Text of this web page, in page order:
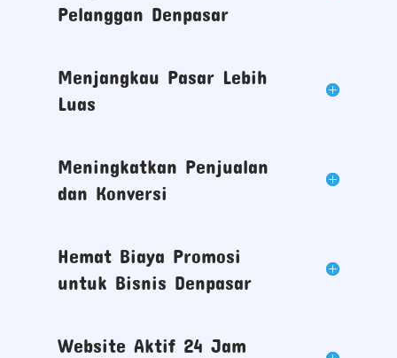
Pelanggan Denpasar
Menjangkau Pasar Lebih
Luas
Meningkatkan Penjualan
dan Konversi
Hemat Biaya Promosi
untuk Bisnis Denpasar
Website Aktif 24 Jam